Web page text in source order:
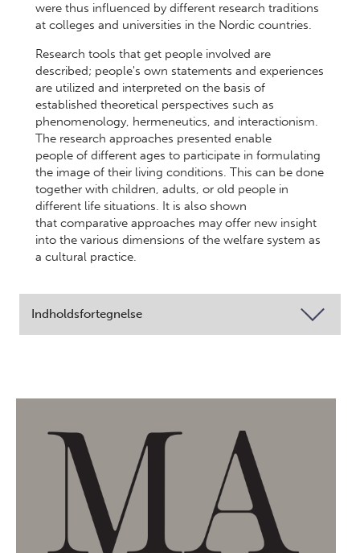
were thus influenced by different research traditions
at colleges and universities in the Nordic countries.
Research tools that get people involved are
described; people's own statements and experiences
are utilized and interpreted on the basis of
established theoretical perspectives such as
phenomenology, hermeneutics, and interactionism.
The research approaches presented enable
people of different ages to participate in formulating
the image of their living conditions. This can be done
together with children, adults, or old people in
different life situations. It is also shown
that comparative approaches may offer new insight
into the various dimensions of the welfare system as
a cultural practice.
Indholdsfortegnelse